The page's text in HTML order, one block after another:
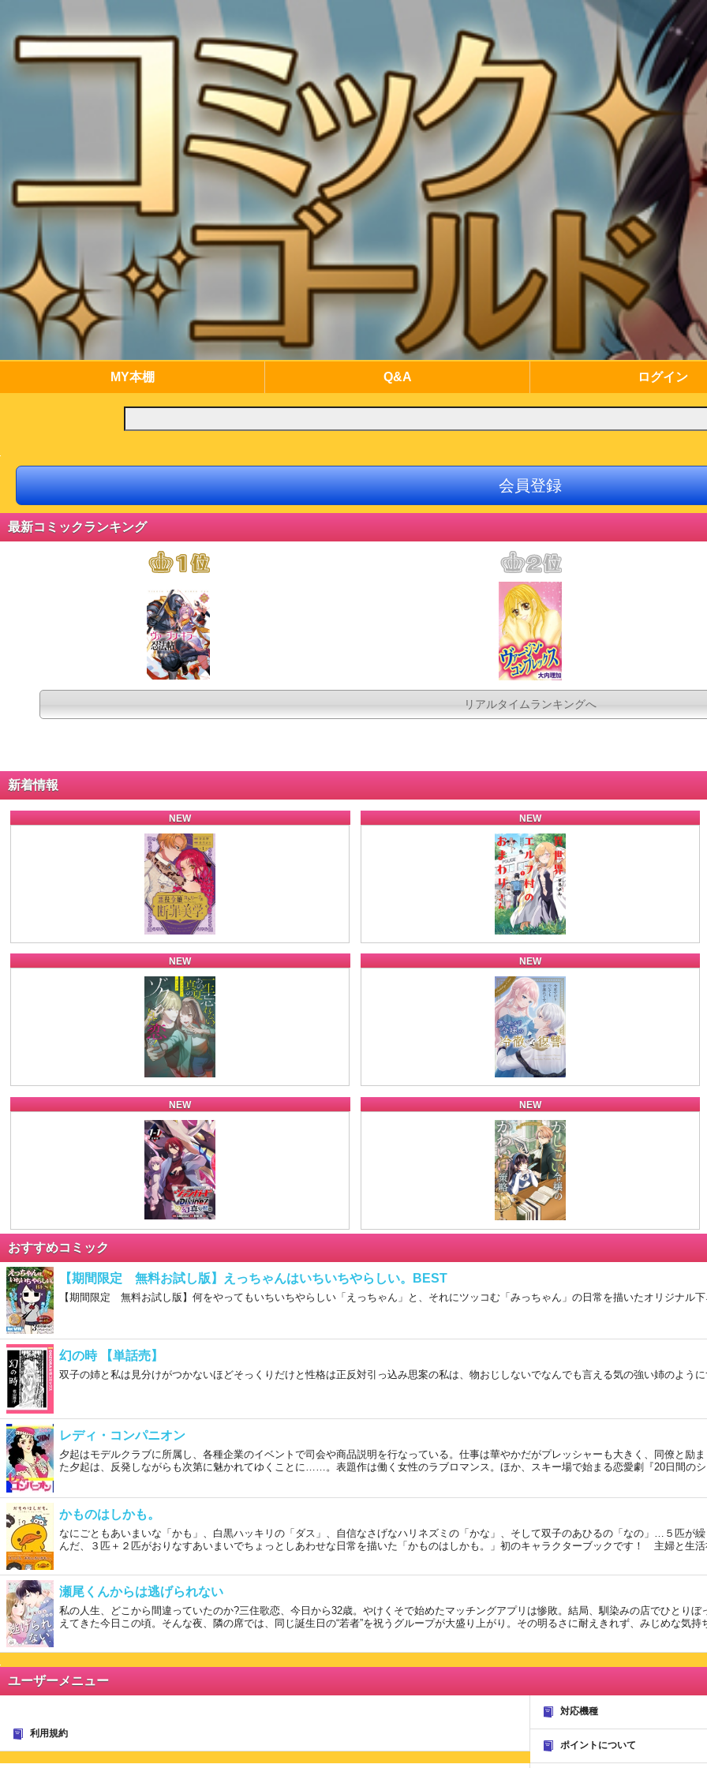
MY本棚 Q&A ログイン
会員登録
最新コミックランキング
リアルタイムランキングへ
新着情報
NEW NEW
NEW NEW
NEW NEW
おすすめコミック
【期間限定 無料お試し版】えっちゃんはいちいちやらしい。BEST
【期間限定 無料お試し版】何をやってもいちいちやらしい「えっちゃん」と、それにツッコむ「みっちゃん」の日常を描いたオリジナル
幻の時 【単話売】
双子の姉と私は見分けがつかないほどそっくり だけと性格は正反対引っ込み思案の私は、物おじしないでなんでも言える気の強い姉のよ
レディ・コンパニオン
夕起はモデルクラブに所属し、各種企業のイベントで司会や商品説明を行なっている。仕事は華やかだがプレッシャーも大きく、同僚と励
た夕起は、反発しながらも次第に魅かれてゆくことに……。表題作は働く女性のラブロマンス。ほか、スキー場で始まる恋愛劇『20日間の
かものはしかも。
なにごともあいまいな「かも」、白黒ハッキリの「ダス」、自信なさげなハリネズミの「かな」、そして双子のあひるの「なの」…５匹
んだ、３匹＋２匹がおりなすあいまいでちょっとしあわせな日常を描いた「かものはしかも。」初のキャラクターブックです！ 主婦と生
瀬尾くんからは逃げられない
私の人生、どこから間違っていたのか?三住歌恋、今日から32歳。やけくそで始めたマッチングアプリは惨敗。結局、馴染みの店でひとり
えてきた今日この頃。そんな夜、隣の席では、同じ誕生日の“若者”を祝うグループが大盛り上がり。その明るさに耐えきれず、みじめな
ユーザーメニュー
利用規約
対応機種
ポイントについて